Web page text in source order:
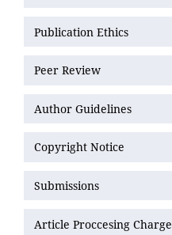
Publication Ethics
Peer Review
Author Guidelines
Copyright Notice
Submissions
Article Proccesing Charge